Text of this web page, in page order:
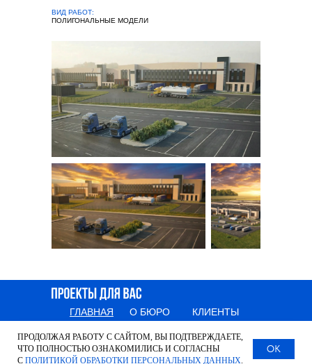
ПОЛИГОНАЛЬНЫЕ МОДЕЛИ
ВИД РАБОТ:
ГЛАВНАЯ
О БЮРО
КЛИЕНТЫ
INFO@2UPRO.RU +7 999 232-93-96
ПРОДОЛЖАЯ РАБОТУ С САЙТОМ, ВЫ ПОДТВЕРЖДАЕТЕ,
ЧТО ПОЛНОСТЬЮ ОЗНАКОМИЛИСЬ И СОГЛАСНЫ
С ПОЛИТИКОЙ ОБРАБОТКИ ПЕРСОНАЛЬНЫХ ДАННЫХ.
OK